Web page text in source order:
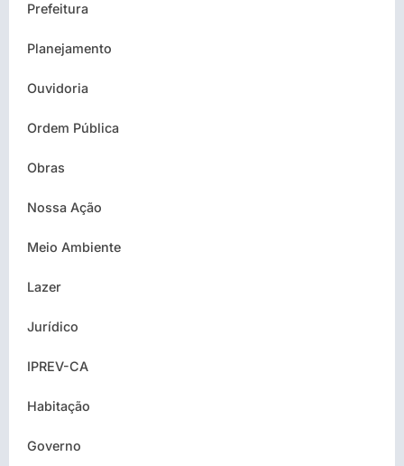
Prefeitura
Planejamento
Ouvidoria
Ordem Pública
Obras
Nossa Ação
Meio Ambiente
Lazer
Jurídico
IPREV-CA
Habitação
Governo